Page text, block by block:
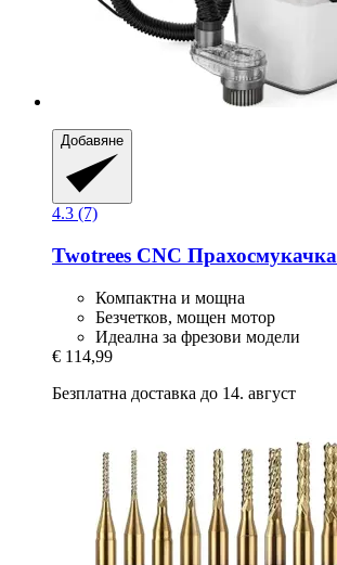
Добавяне
4.3 (7)
Twotrees CNC Прахосмукачка
Компактна и мощна
Безчетков, мощен мотор
Идеална за фрезови модели
€ 114,99
Безплатна доставка до 14. август